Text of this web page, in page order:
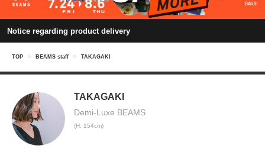
Notice regarding product delivery
TOP > BEAMS staff > TAKAGAKI
TAKAGAKI
Demi-Luxe BEAMS
(H: 154cm)